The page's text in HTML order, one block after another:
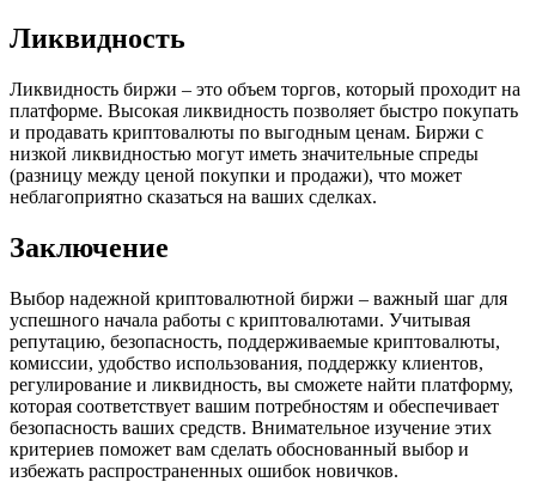
Ликвидность
Ликвидность биржи – это объем торгов, который проходит на
платформе. Высокая ликвидность позволяет быстро покупать
и продавать криптовалюты по выгодным ценам. Биржи с
низкой ликвидностью могут иметь значительные спреды
(разницу между ценой покупки и продажи), что может
неблагоприятно сказаться на ваших сделках.
Заключение
Выбор надежной криптовалютной биржи – важный шаг для
успешного начала работы с криптовалютами. Учитывая
репутацию, безопасность, поддерживаемые криптовалюты,
комиссии, удобство использования, поддержку клиентов,
регулирование и ликвидность, вы сможете найти платформу,
которая соответствует вашим потребностям и обеспечивает
безопасность ваших средств. Внимательное изучение этих
критериев поможет вам сделать обоснованный выбор и
избежать распространенных ошибок новичков.